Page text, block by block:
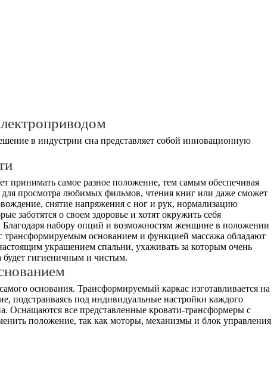
в индустрии сна представляет собой инновационную
принимать самое разное положение, тем самым обеспечивая
для просмотра любимых фильмов, чтения книг или даже сможет
снятие напряжения с ног и рук, нормализацию
заботятся о своем здоровье и хотят окружить себя
набору опций и возможностям женщине в положении
трансформируемым основанием и функцией массажа обладают
украшением спальни, ухаживать за которым очень
будет гигиеничным и чистым.
основания. Трансформируемый каркас изготавливается на
подстраиваясь под индивидуальные настройки каждого
Оснащаются все представленные кровати-трансформеры с
положение, так как моторы, механизмы и блок управления